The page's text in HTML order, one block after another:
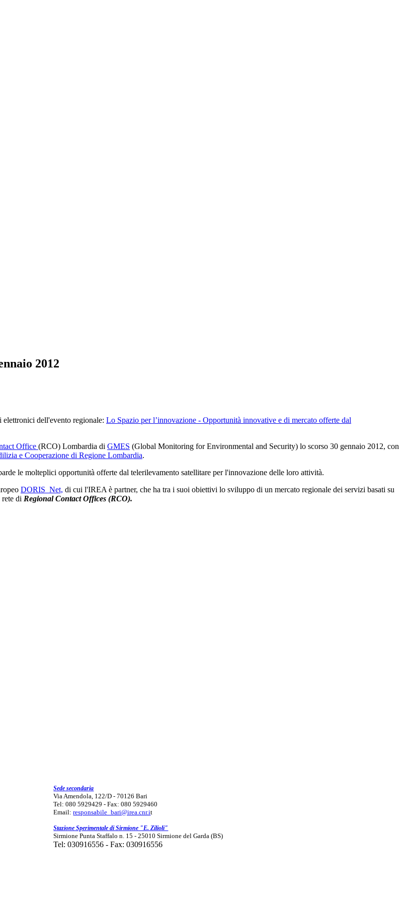
2012
elettronici dell'evento regionale: Lo Spazio per l’innovazione - Opportunità innovative e di mercato offerte dal
Office (RCO) Lombardia di GMES (Global Monitoring for Environmental and Security) lo scorso 30 gennaio 2012, con
e Cooperazione di Regione Lombardia.
le molteplici opportunità offerte dal telerilevamento satellitare per l'innovazione delle loro attività.
DORIS_Net, di cui l'IREA è partner, che ha tra i suoi obiettivi lo sviluppo di un mercato regionale dei servizi basati su
di Regional Contact Offices (RCO).
Sede secondaria
Via Amendola, 122/D - 70126 Bari
Tel: 080 5929429 - Fax: 080 5929460
Email:responsabile_bari@irea.cnr.it
Stazione Sperimentale di Sirmione "E. Zilioli"
Sirmione Punta Staffalo n. 15 - 25010 Sirmione del Garda (BS)
Tel: 030916556 - Fax: 030916556